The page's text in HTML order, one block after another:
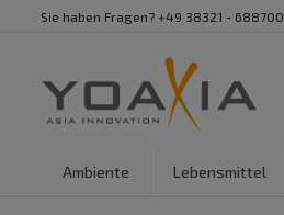
Sie haben Fragen? +49 38321 - 688700
Ambiente Lebensmittel